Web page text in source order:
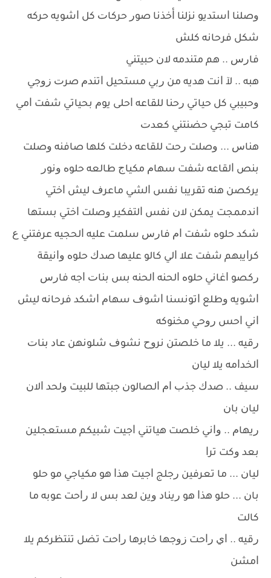
ﻭﺻﻠﻨﺎ ﺍﺳﺘﺪﻳﻮ ﻧﺰﻟﻨﺎ ﺃﺧﺬﻧﺎ ﺻﻮﺭ ﺣﺮﻛﺎﺕ ﻛﻞ ﺍﺷﻮﻳﻪ ﺣﺮﻛﻪ
ﺷﻜﻞ ﻓﺮﺣﺎﻧﻪ ﻛﻠﺶ
ﻓﺎﺭﺱ .. ﻫﻢ ﻣﺘﻨﺪﻣﻪ ﻻﻥ ﺣﺒﻴﺘﻨﻲ
ﻫﺒﻪ .. ﻵ ﺍﻧﺖ ﻫﺪﻳﻪ ﻣﻦ ﺭﺑﻲ ﻣﺴﺘﺤﻴﻞ ﺍﺗﻨﺪﻡ ﺻﺮﺕ ﺯﻭﺟﻲ
ﻭﺣﺒﻴﺒﻲ ﻛﻞ ﺣﻴﺎﺗﻲ ﺭﺣﻨﺎ ﻟﻠﻘﺎﻋﻪ ﺍﺣﻠﻰ ﻳﻮﻡ ﺑﺤﻴﺎﺗﻲ ﺷﻔﺖ ﺍﻣﻲ
ﻛﺎﻣﺖ ﺗﺒﺠﻲ ﺣﻀﻨﺘﻨﻲ ﻛﻌﺪﺕ
ﻫﻨﺎﺱ ... ﻭﺻﻠﺖ ﺭﺣﺖ ﻟﻠﻘﺎﻋﻪ ﺩﺧﻠﺖ ﻛﻠﻬﺎ ﺻﺎﻓﻨﻪ ﻭﺻﻠﺖ
ﺑﻨﺺ ﺍﻟﻘﺎﻋﻪ ﺷﻔﺖ ﺳﻬﺎﻡ ﻣﻜﻴﺎﺝ ﻃﺎﻟﻌﻪ ﺣﻠﻮﻩ ﻭﻧﻮﺭ
ﻳﺮﻛﺼﻦ ﻫﻨﻪ ﺗﻘﺮﻳﺒﺎ ﻧﻔﺲ ﺍﻟﺸﻲ ﻣﺎﻋﺮﻑ ﻟﻴﺶ ﺍﺧﺘﻲ
ﺍﻧﺪﻣﻤﺠﺖ ﻳﻤﻜﻦ ﻻﻥ ﻧﻔﺲ ﺍﻟﺘﻔﻜﻴﺮ ﻭﺻﻠﺖ ﺍﺧﺘﻲ ﺑﺴﺘﻬﺎ
ﺷﻜﺪ ﺣﻠﻮﻩ ﺷﻔﺖ ﺍﻡ ﻓﺎﺭﺱ ﺳﻠﻤﺖ ﻋﻠﻴﻪ ﺍﻟﺤﺠﻴﻪ ﻋﺮﻓﺘﻨﻲ ﻉ
ﻛﺮﺍﻳﺒﻬﻢ ﺷﻔﺖ ﻋﻼ ﺍﻟﻲ ﻛﺎﻟﻮ ﻋﻠﻴﻬﺎ ﺻﺪﻙ ﺣﻠﻮﻩ ﻭﺍﻧﻴﻘﺔ
ﺭﻛﺼﻮ ﺍﻏﺎﻧﻲ ﺣﻠﻮﻩ ﺍﻟﺤﻨﻪ ﺍﻟﺤﻨﻪ ﺑﺲ ﺑﻨﺎﺕ ﺍﺟﻪ ﻓﺎﺭﺱ
ﺍﺷﻮﻳﻪ ﻭﻃﻠﻊ ﺍﺗﻮﻧﺴﻨﺎ ﺍﺷﻮﻑ ﺳﻬﺎﻡ ﺍﺷﻜﺪ ﻓﺮﺣﺎﻧﻪ ﻟﻴﺶ
ﺍﻧﻲ ﺍﺣﺲ ﺭﻭﺣﻲ ﻣﺨﻨﻮﻛﻪ
ﺭﻗﻴﻪ ... ﻳﻼ ﻣﺎ ﺧﻠﺼﺘﻦ ﻧﺮﻭﺡ ﻧﺸﻮﻑ ﺷﻠﻮﻧﻬﻦ ﻋﺎﺩ ﺑﻨﺎﺕ
ﺍﻟﺨﺪﺍﻣﻪ ﻳﻼ ﻟﻴﺎﻥ
ﺳﻴﻒ .. ﺻﺪﻙ ﺟﺬﺏ ﺍﻡ ﺍﻟﺼﺎﻟﻮﻥ ﺟﺒﺘﻬﺎ ﻟﻠﺒﻴﺖ ﻭﻟﺤﺪ ﺍﻻﻥ
ﻟﻴﺎﻥ ﺑﺎﻥ
ﺭﻳﻬﺎﻡ .. ﻭﺍﻧﻲ ﺧﻠﺼﺖ ﻫﻴﺎﺗﻨﻲ ﺍﺟﻴﺖ ﺷﺒﻴﻜﻢ ﻣﺴﺘﻌﺠﻠﻴﻦ
ﺑﻌﺪ ﻭﻛﺖ ﺗﺮﺍ
ﻟﻴﺎﻥ ... ﻣﺎ ﺗﻌﺮﻓﻴﻦ ﺭﺟﻠﺞ ﺍﺟﻴﺖ ﻫﺬﺍ ﻫﻮ ﻣﻜﻴﺎﺟﻲ ﻣﻮ ﺣﻠﻮ
ﺑﺎﻥ ... ﺣﻠﻮ ﻫﺬﺍ ﻫﻮ ﺭﻳﻨﺎﺩ ﻭﻳﻦ ﻟﻌﺪ ﺑﺲ ﻻ ﺭﺍﺣﺖ ﻋﻮﺑﻪ ﻣﺎ
ﻛﺎﻟﺖ
ﺭﻗﻴﻪ .. ﺍﻱ ﺭﺍﺣﺖ ﺯﻭﺟﻬﺎ ﺧﺎﺑﺮﻫﺎ ﺭﺍﺣﺖ ﺗﻀﻞ ﺗﻨﺘﻈﺮﻛﻢ ﻳﻼ
ﺍﻣﺸﻦ